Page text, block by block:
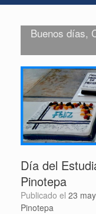
Buenos días,
Día del
Pinotepa
Publicado el 23
Pinotepa